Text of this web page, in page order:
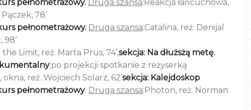
pełnometrażowy. Druga szansa:Reakcja łańcuchowa,
78’
pełnometrażowy. Druga szansa:Catalina, reż. Denijal
98’
Limit, reż. Marta Prus, 74’,sekcja: Na dłużsżą metę.
;po projekcji spotkanie z reżyserką
okna, reż. Wojciech Solarz, 62’sekcja: Kalejdoskop
pełnometrażowy. Druga szansa:Photon, reż. Norman